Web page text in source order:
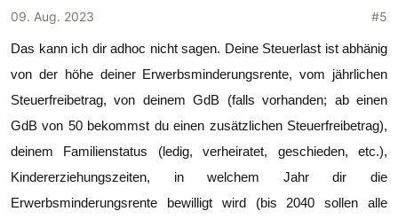
Pflegeversicherung von deiner Rente abgezogen. Du
sozialversicherungspflichtiger Abgaben von der
Erwerbsminderungsrente einplanen. Bei deiner Rente
fallen dementsprechend ca. 161€ an Sozialabgaben an.
09. Aug. 2023 #5
Das kann ich dir adhoc nicht sagen. Deine Steuerlast ist abhänig
von der höhe deiner Erwerbsminderungsrente, vom jährlichen
Steuerfreibetrag, von deinem GdB (falls vorhanden; ab einen
GdB von 50 bekommst du einen zusätzlichen Steuerfreibetrag),
deinem Familienstatus (ledig, verheiratet, geschieden, etc.),
Kindererziehungszeiten, in welchem Jahr dir die
Erwerbsminderungsrente bewilligt wird (bis 2040 sollen alle